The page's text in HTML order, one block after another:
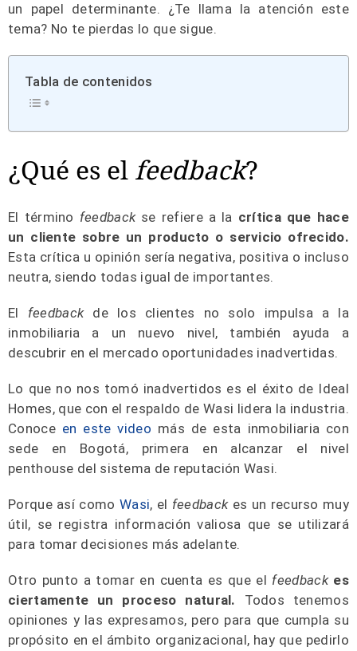
un papel determinante. ¿Te llama la atención este
tema? No te pierdas lo que sigue.
Tabla de contenidos
¿Qué es el feedback?
El término feedbackse refiere a la crítica que hace
un cliente sobre un producto o servicio ofrecido.
Esta crítica u opinión sería negativa, positiva o incluso
neutra, siendo todas igual de importantes.
El feedback de los clientes no solo impulsa a la
inmobiliaria a un nuevo nivel, también ayuda a
descubrir en el mercado oportunidades inadvertidas.
Lo que no nos tomó inadvertidos es el éxito de Ideal
Homes, que con el respaldo de Wasi lidera la industria.
Conoce en este video más de esta inmobiliaria con
sede en Bogotá, primera en alcanzar el nivel
penthouse del sistema de reputación Wasi.
Porque así comoWasi, el feedback es un recurso muy
útil, se registra información valiosa que se utilizará
para tomar decisiones más adelante.
Otro punto a tomar en cuenta es que el feedback es
ciertamente un proceso natural. Todos tenemos
opiniones y las expresamos, pero para que cumpla su
propósito en el ámbito organizacional, hay que pedirlo